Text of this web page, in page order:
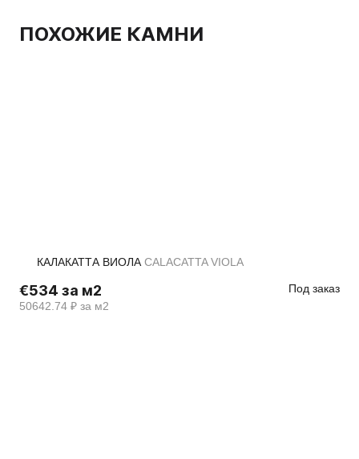
ПОХОЖИЕ КАМНИ
КАЛАКАТТА ВИОЛАCALACATTA VIOLA
€534 за м2
50642.74 ₽ за м2
Под заказ